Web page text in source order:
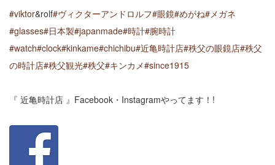
#viktor&rolf#ヴィクターアンドロルフ#眼鏡#めがね#メガネ
#glasses#日本製#japanmade#時計#腕時計
#watch#clock#kinkame#chichibu#近亀時計店#秩父の眼鏡店#秩父
の時計店#秩父観光#秩父#キンカメ#since1915
『 近亀時計店 』Facebook・Instagramやってます！!